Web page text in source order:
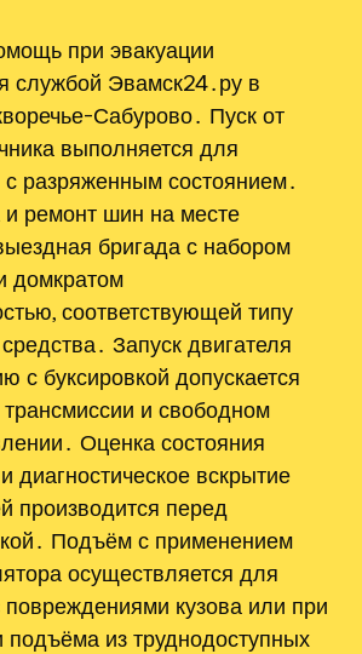
при эвакуации
службой Эвамск24․ру в
Сабурово․ Пуск от
выполняется для
с разряженным состоянием․
ремонт шин на месте
бригада с набором
домкратом
соответствующей типу
Запуск двигателя
с буксировкой допускается
и свободном
Оценка состояния
диагностическое вскрытие
производится перед
Подъём с применением
осуществляется для
кузова или при
подъёма из труднодоступных